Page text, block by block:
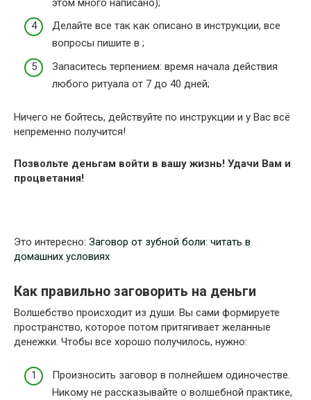
этом много написано);
Делайте все так как описано в инструкции, все
вопросы пишите в ;
Запаситесь терпением: время начала действия
любого ритуала от 7 до 40 дней;
Ничего не бойтесь, действуйте по инструкции и у Вас всё
непременно получится!
Позвольте деньгам войти в вашу жизнь! Удачи Вам и
процветания!
Это интересно: Заговор от зубной боли: читать в
домашних условиях
Как правильно заговорить на деньги
Волшебство происходит из души. Вы сами формируете
пространство, которое потом притягивает желанные
денежки. Чтобы все хорошо получилось, нужно:
Произносить заговор в полнейшем одиночестве.
Никому не рассказывайте о волшебной практике,